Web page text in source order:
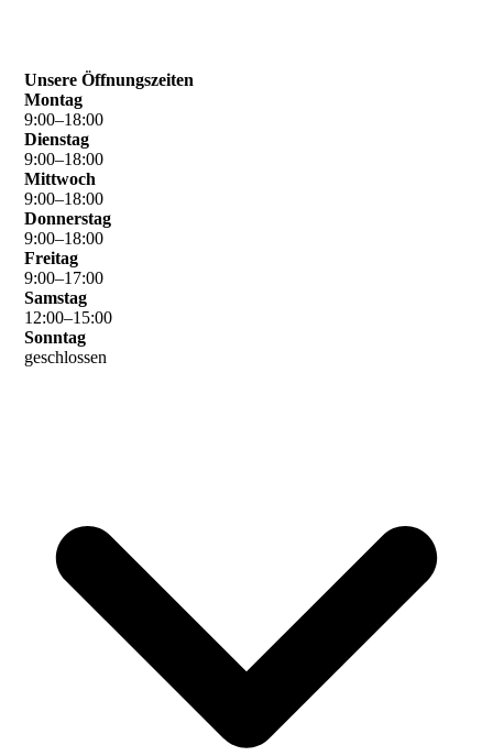
Unsere Öffnungszeiten
Montag
9:00–18:00
Dienstag
9:00–18:00
Mittwoch
9:00–18:00
Donnerstag
9:00–18:00
Freitag
9:00–17:00
Samstag
12:00–15:00
Sonntag
geschlossen